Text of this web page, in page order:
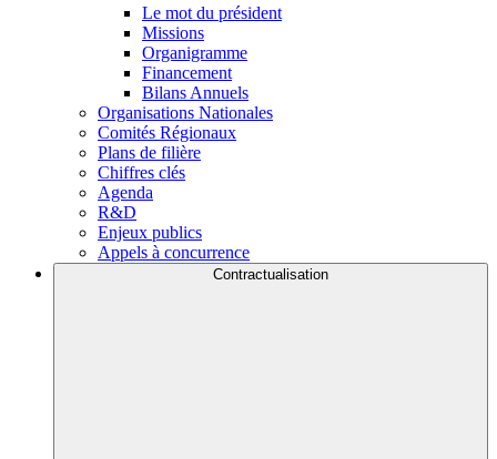
Le mot du président
Missions
Organigramme
Financement
Bilans Annuels
Organisations Nationales
Comités Régionaux
Plans de filière
Chiffres clés
Agenda
R&D
Enjeux publics
Appels à concurrence
Contractualisation